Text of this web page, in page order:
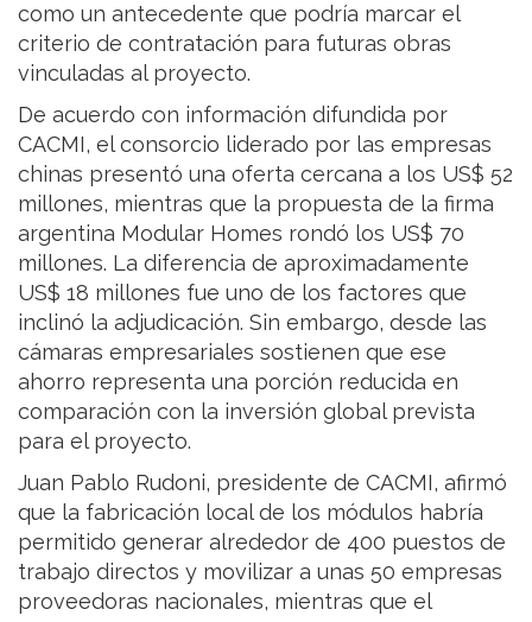
como un antecedente que podría marcar el
criterio de contratación para futuras obras
vinculadas al proyecto.
De acuerdo con información difundida por
CACMI, el consorcio liderado por las empresas
chinas presentó una oferta cercana a los US$ 52
millones, mientras que la propuesta de la firma
argentina Modular Homes rondó los US$ 70
millones. La diferencia de aproximadamente
US$ 18 millones fue uno de los factores que
inclinó la adjudicación. Sin embargo, desde las
cámaras empresariales sostienen que ese
ahorro representa una porción reducida en
comparación con la inversión global prevista
para el proyecto.
Juan Pablo Rudoni, presidente de CACMI, afirmó
que la fabricación local de los módulos habría
permitido generar alrededor de 400 puestos de
trabajo directos y movilizar a unas 50 empresas
proveedoras nacionales, mientras que el